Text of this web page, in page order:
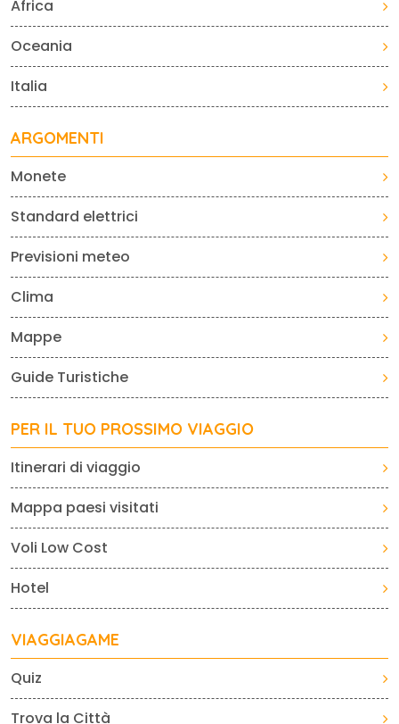
Africa
Oceania
Italia
ARGOMENTI
Monete
Standard elettrici
Previsioni meteo
Clima
Mappe
Guide Turistiche
PER IL TUO PROSSIMO VIAGGIO
Itinerari di viaggio
Mappa paesi visitati
Voli Low Cost
Hotel
VIAGGIAGAME
Quiz
Trova la Città